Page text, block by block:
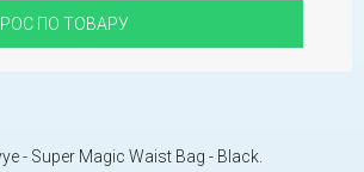
ПО ТОВАРУ
- Super Magic Waist Bag - Black.